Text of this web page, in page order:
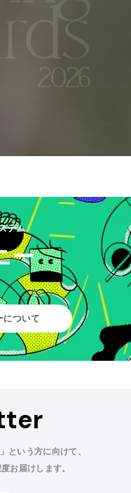
テム
ー
について
という方に向けて、
お届けします。